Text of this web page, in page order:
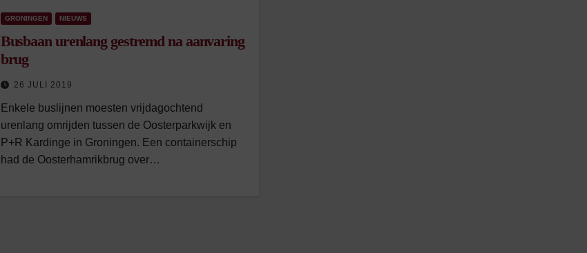
GRONINGEN NIEUWS
Busbaan urenlang gestremd na aanvaring
brug
26 JULI 2019
Enkele buslijnen moesten vrijdagochtend
urenlang omrijden tussen de Oosterparkwijk en
P+R Kardinge in Groningen. Een containerschip
had de Oosterhamrikbrug over…